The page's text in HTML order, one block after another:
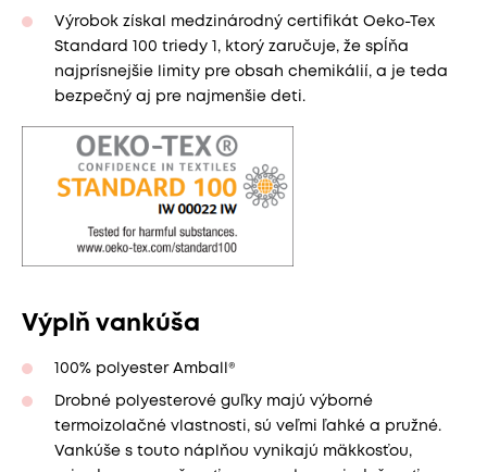
Výrobok získal medzinárodný certifikát Oeko-Tex
Standard 100 triedy 1, ktorý zaručuje, že spĺňa
najprísnejšie limity pre obsah chemikálií, a je teda
bezpečný aj pre najmenšie deti.
Výplň vankúša
100% polyester Amball®
Drobné polyesterové guľky majú výborné
termoizolačné vlastnosti, sú veľmi ľahké a pružné.
Vankúše s touto náplňou vynikajú mäkkosťou,